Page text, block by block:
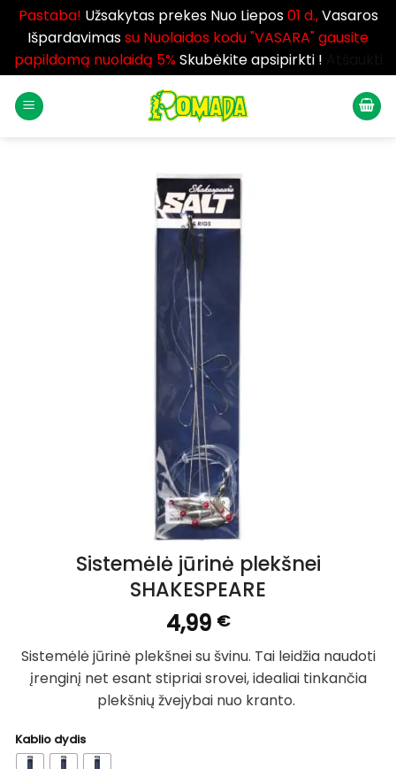
Pastaba! Užsakytas prekes Nuo Liepos01 d.,Vasaros
Išpardavimassu Nuolaidos kodu "VASARA" gausite
papildomą nuolaidą 5%Skubėkite apsipirkti !
Sistemėlė jūrinė plekšnei
SHAKESPEARE
4,99 €
Sistemėlė jūrinė plekšnei su švinu. Tai leidžia naudoti
įrenginį net esant stipriai srovei, idealiai tinkančia
plekšnių žvejybai nuo kranto.
Kablio dydis